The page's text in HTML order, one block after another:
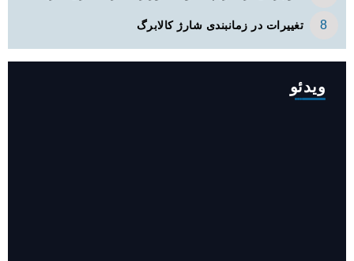
تغییرات در زمانبندی‌ شارژ کالابرگ
ویدئو